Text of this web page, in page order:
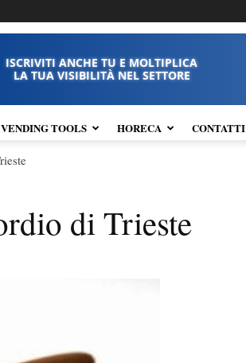
ISCRIVITI ANCHE TU E MOLTIPLICA
LA TUA VISIBILITÀ NEL SETTORE
VENDING TOOLS HORECA CONTATTI
di Trieste